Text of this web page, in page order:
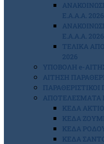
Ε.Α.Α.Α. 2026
Ε.Α.Α.Α. 2026
ΤΕΛΙΚΑ
2026
ΥΠΟΒΟΛΗ e-
ΑΙΤΗΣΗ
ΠΑΡΑΘΕΡΙΣΤΙΚΟΙ
ΑΠΟΤΕΛΕΣΜΑΤΑ
ΚΕΔΑ
ΚΕΔΑ
ΚΕΔΑ
ΚΕΔΑ